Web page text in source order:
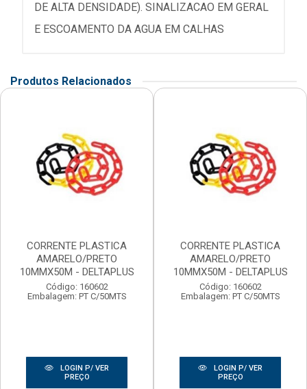
DE ALTA DENSIDADE). SINALIZACAO EM GERAL
E ESCOAMENTO DA AGUA EM CALHAS
Produtos Relacionados
CORRENTE PLASTICA
AMARELO/PRETO
10MMX50M - DELTAPLUS
Código: 160602
Embalagem: PT C/50MTS
LOGIN P/ VER
PREÇO
CORRENTE PLASTICA
AMARELO/PRETO
10MMX50M - DELTAPLUS
Código: 160602
Embalagem: PT C/50MTS
LOGIN P/ VER
PREÇO